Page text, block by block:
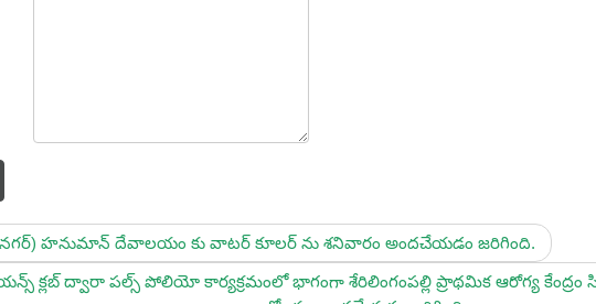
హనుమాన్ దేవాలయం కు వాటర్ కూలర్ ను శనివారం అందచేయడం జరిగింది.
క్లబ్ ద్వారా పల్స్ పోలియో కార్యక్రమంలో భాగంగా శేరిలింగంపల్లి ప్రాథమిక ఆరోగ్య కేంద్రం